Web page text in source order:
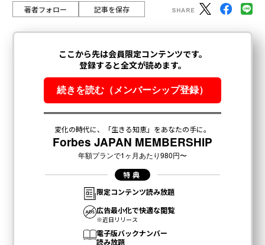
著者フォロー 記事を保存